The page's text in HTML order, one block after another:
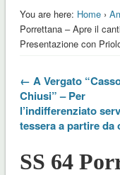
You are here: Home›
Porrettana – Apre il
Presentazione con
← A Vergato
Chiusi” – Per
l’indifferenziato
tessera a partire da
SS 64